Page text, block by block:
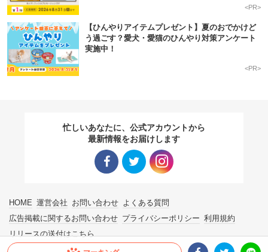
<PR>
【ひんやりアイテムプレゼント】夏のおでかけど
う過ごす？愛犬・愛猫のひんやり対策アンケート
実施中！
<PR>
忙しいあなたに、公式アカウントから
最新情報をお届けします
ク ク
HOME 運営会社 お問い合わせ よくある質問
広告掲載に関するお問い合わせ プライバシーポリシー 利用規約
リリースの送付はこちら